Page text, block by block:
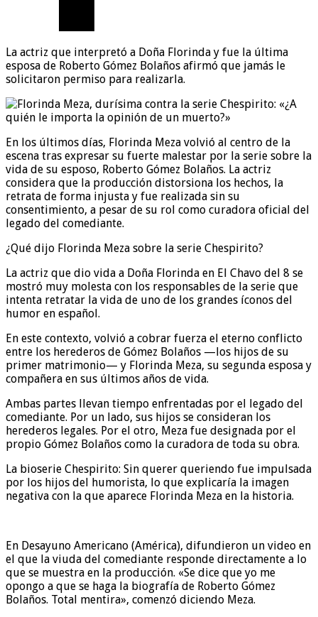
La actriz que interpretó a Doña Florinda y fue la última
esposa de Roberto Gómez Bolaños afirmó que jamás le
solicitaron permiso para realizarla.
En los últimos días, Florinda Meza volvió al centro de la
escena tras expresar su fuerte malestar por la serie sobre la
vida de su esposo, Roberto Gómez Bolaños. La actriz
considera que la producción distorsiona los hechos, la
retrata de forma injusta y fue realizada sin su
consentimiento, a pesar de su rol como curadora oficial del
legado del comediante.
¿Qué dijo Florinda Meza sobre la serie Chespirito?
La actriz que dio vida a Doña Florinda en El Chavo del 8 se
mostró muy molesta con los responsables de la serie que
intenta retratar la vida de uno de los grandes íconos del
humor en español.
En este contexto, volvió a cobrar fuerza el eterno conflicto
entre los herederos de Gómez Bolaños —los hijos de su
primer matrimonio— y Florinda Meza, su segunda esposa y
compañera en sus últimos años de vida.
Ambas partes llevan tiempo enfrentadas por el legado del
comediante. Por un lado, sus hijos se consideran los
herederos legales. Por el otro, Meza fue designada por el
propio Gómez Bolaños como la curadora de toda su obra.
La bioserie Chespirito: Sin querer queriendo fue impulsada
por los hijos del humorista, lo que explicaría la imagen
negativa con la que aparece Florinda Meza en la historia.
En Desayuno Americano (América), difundieron un video en
el que la viuda del comediante responde directamente a lo
que se muestra en la producción. «Se dice que yo me
opongo a que se haga la biografía de Roberto Gómez
Bolaños. Total mentira», comenzó diciendo Meza.